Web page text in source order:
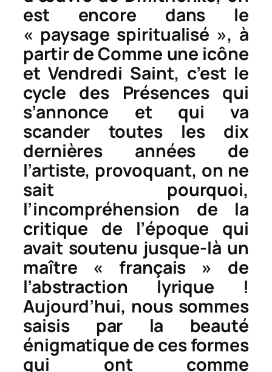
est encore dans le
« paysage spiritualisé », à
partir deComme une icône
etVendredi Saint, c’est le
cycle des Présencesqui
s’annonce et qui va
scander toutes les dix
dernières années de
l’artiste, provoquant, on ne
sait pourquoi,
l’incompréhension de la
critique de l’époque qui
avait soutenu jusque-là un
maître « français » de
l’abstraction lyrique !
Aujourd’hui, nous sommes
saisis par la beauté
énigmatique de ces formes
qui ont comme